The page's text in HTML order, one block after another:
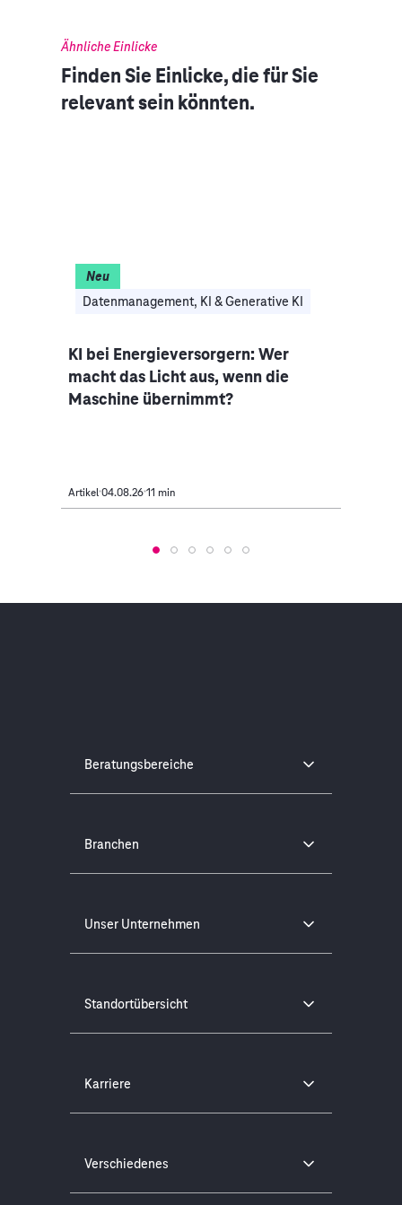
Ähnliche Einlicke
Finden Sie Einlicke, die für Sie
relevant sein könnten.
Datenmanagement, KI & Generative KI
Neu
KI bei Energieversorgern: Wer
macht das Licht aus, wenn die
Maschine übernimmt?
Artikel 04.08.26 11 min
Beratungsbereiche
Branchen
Unser Unternehmen
Standortübersicht
Karriere
Verschiedenes